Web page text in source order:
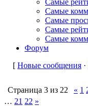
Самые
Самые
Самые
Самые
Самые
Форум
[ Новые сообщения ·
Страница 3 из 22 « 1
… 21 22 »